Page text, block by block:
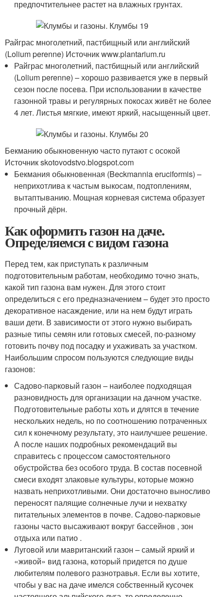
предпочтительнее растет на влажных грунтах.
Райграс многолетний, пастбищный или английский
(Lolium perenne) Источник www.plantarium.ru
Райграс многолетний, пастбищный или английский
(Lolium perenne) – хорошо развивается уже в первый
сезон после посева. При использовании в качестве
газонной травы и регулярных покосах живёт не более
4 лет. Листья мягкие, имеют яркий, насыщенный цвет.
Бекманию обыкновенную часто путают с осокой
Источник skotovodstvo.blogspot.com
Бекмания обыкновенная (Beckmannia eruciformis) –
неприхотлива к частым выкосам, подтоплениям,
вытаптыванию. Мощная корневая система образует
прочный дёрн.
Как оформить газон на даче.
Определяемся с видом газона
Перед тем, как приступать к различным
подготовительным работам, необходимо точно знать,
какой тип газона вам нужен. Для этого стоит
определиться с его предназначением – будет это просто
декоративное насаждение, или на нем будут играть
ваши дети. В зависимости от этого нужно выбирать
разные типы семян или готовых смесей, по-разному
готовить почву под посадку и ухаживать за участком.
Наибольшим спросом пользуются следующие виды
газонов:
Садово-парковый газон – наиболее подходящая
разновидность для организации на дачном участке.
Подготовительные работы хоть и длятся в течение
нескольких недель, но по соотношению потраченных
сил к конечному результату, это наилучшее решение.
А после наших подробных рекомендаций вы
справитесь с процессом самостоятельного
обустройства без особого труда. В состав посевной
смеси входят злаковые культуры, которые можно
назвать неприхотливыми. Они достаточно выносливо
переносят палящие солнечные лучи и нехватку
питательных элементов в почве. Садово-парковые
газоны часто высаживают вокруг бассейнов , зон
отдыха или патио .
Луговой или мавританский газон – самый яркий и
«живой» вид газона, который придется по душе
любителям полевого разнотравья. Если вы хотите,
чтобы у вас на даче имелся собственный кусочек